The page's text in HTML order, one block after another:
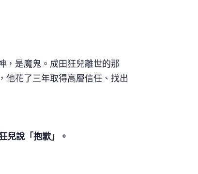
，是魔鬼。成田狂兒離世的那
他花了三年取得高層信任、找出
兒說「抱歉」。